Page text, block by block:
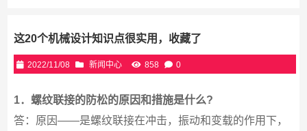
这20个机械设计知识点很实用，收藏了
2022/11/08 新闻中心 858 0
1．螺纹联接的防松的原因和措施是什么?
答：原因——是螺纹联接在冲击，振动和变载的作用下，